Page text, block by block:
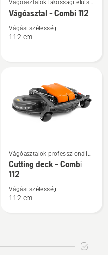
részletek
a(z)
Vágóasztal
Vágóasztalok lakossági elülső
vágóasztalos
fűnyírótraktorokhoz
Vágóasztal - Combi 112
Vágási szélesség
112 cm
részletek
a(z)
deck
Vágóasztalok professzionális
elülső vágóasztalos
fűnyírótraktorokhoz
Cutting deck - Combi
112
Vágási szélesség
112 cm